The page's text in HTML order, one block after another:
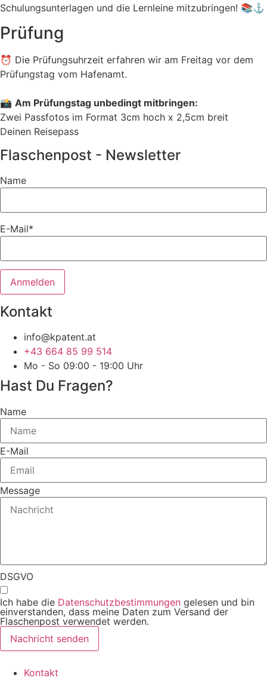
Schulungsunterlagen und die Lernleine mitzubringen! 📚⚓
Prüfung
⏰ Die Prüfungsuhrzeit erfahren wir am Freitag vor dem
Prüfungstag vom Hafenamt.
📸 Am Prüfungstag unbedingt mitbringen:
Zwei Passfotos im Format 3cm hoch x 2,5cm breit
Deinen Reisepass
Flaschenpost - Newsletter
Name
E-Mail*
Kontakt
info@kpatent.at
+43 664 85 99 514
Mo - So 09:00 - 19:00 Uhr
Hast Du Fragen?
Name
E-Mail
Message
DSGVO
Ich habe die Datenschutzbestimmungen gelesen und bin
einverstanden, dass meine Daten zum Versand der
Flaschenpost verwendet werden.
Nachricht senden
Kontakt